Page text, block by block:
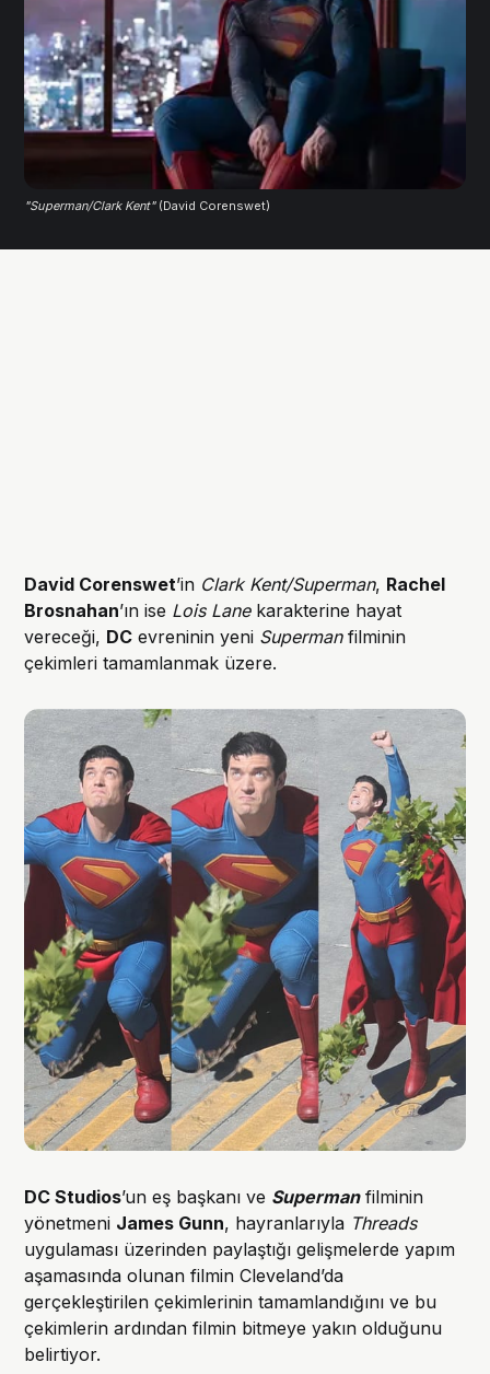
"Superman/Clark Kent" (David Corenswet)
David Corenswet’in Clark Kent/Superman, Rachel
Brosnahan’ın ise Lois Lanekarakterine hayat
vereceği, DC evreninin yeni Supermanfilminin
çekimleri tamamlanmak üzere.
DC Studios’un eş başkanı ve Supermanfilminin
yönetmeni James Gunn, hayranlarıyla Threads
uygulaması üzerinden paylaştığı gelişmelerde yapım
aşamasında olunan filmin Cleveland’da
gerçekleştirilen çekimlerinin tamamlandığını ve bu
çekimlerin ardından filmin bitmeye yakın olduğunu
belirtiyor.